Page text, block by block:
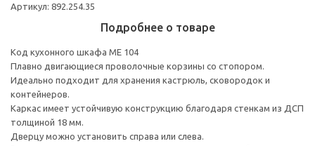
Артикул: 892.254.35
Подробнее о товаре
Код кухонного шкафа ME 104
Плавно двигающиеся проволочные корзины со стопором.
Идеально подходит для хранения кастрюль, сковородок и
контейнеров.
Каркас имеет устойчивую конструкцию благодаря стенкам из ДСП
толщиной 18 мм.
Дверцу можно установить справа или слева.